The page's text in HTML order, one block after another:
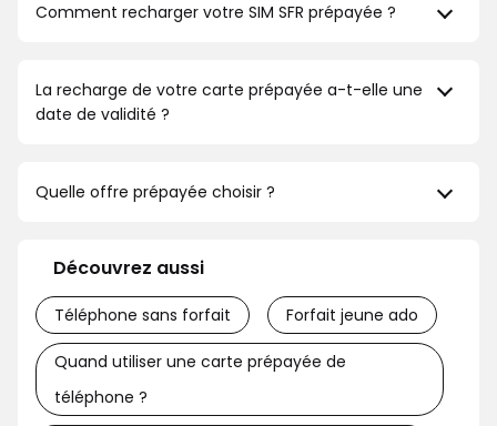
Comment recharger votre SIM SFR prépayée ?
La recharge de votre carte prépayée a-t-elle une
date de validité ?
Quelle offre prépayée choisir ?
Découvrez aussi
Téléphone sans forfait Forfait jeune ado
Quand utiliser une carte prépayée de
téléphone ?